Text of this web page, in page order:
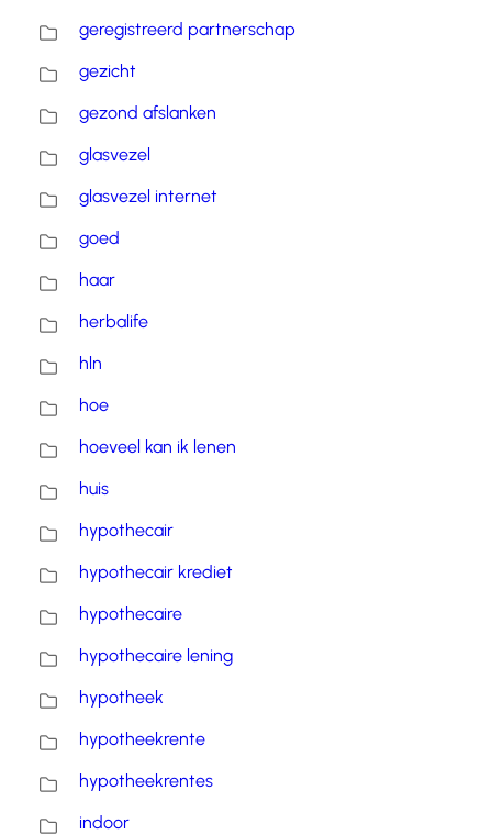
geregistreerd partnerschap
gezicht
gezond afslanken
glasvezel
glasvezel internet
goed
haar
herbalife
hln
hoe
hoeveel kan ik lenen
huis
hypothecair
hypothecair krediet
hypothecaire
hypothecaire lening
hypotheek
hypotheekrente
hypotheekrentes
indoor